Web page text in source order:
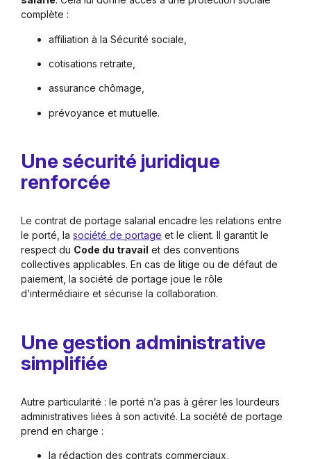
complète :
affiliation à la Sécurité sociale,
cotisations retraite,
assurance chômage,
prévoyance et mutuelle.
Une sécurité juridique
renforcée
Le contrat de portage salarial encadre les relations entre
le porté, la société de portage et le client. Il garantit le
respect du Code du travail et des conventions
collectives applicables. En cas de litige ou de défaut de
paiement, la société de portage joue le rôle
d’intermédiaire et sécurise la collaboration.
Une gestion administrative
simplifiée
Autre particularité : le porté n’a pas à gérer les lourdeurs
administratives liées à son activité. La société de portage
prend en charge :
la rédaction des contrats commerciaux,